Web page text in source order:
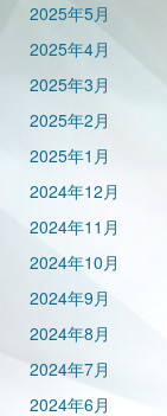
2025年5月
2025年4月
2025年3月
2025年2月
2025年1月
2024年12月
2024年11月
2024年10月
2024年9月
2024年8月
2024年7月
2024年6月